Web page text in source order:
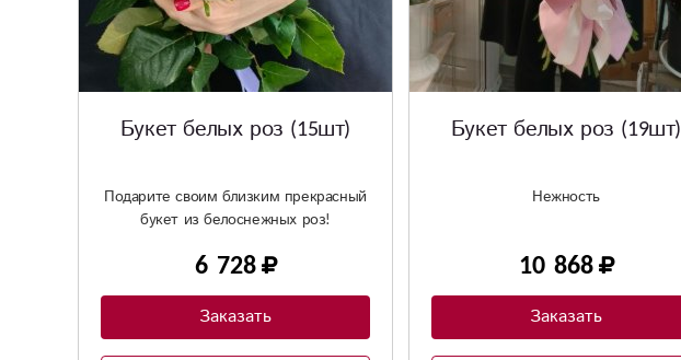
Букет белых роз (15шт)
Подарите своим близким прекрасный
букет из белоснежных роз!
6 728
Заказать
Букет белых роз (19шт)
Нежность
10 868
Заказать